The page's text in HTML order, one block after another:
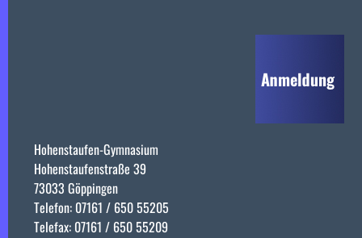
Hohenstaufen-Gymnasium
Hohenstaufenstraße 39
73033 Göppingen
Telefon: 07161 / 650 55205
Telefax: 07161 / 650 55209